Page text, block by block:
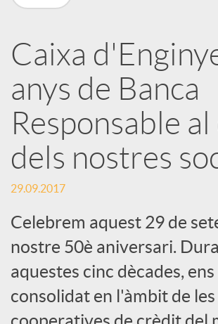
r
x
e
s
S
o
Caixa
anys de Banca
Responsable
dels nostres
29.09.2017
Celebrem aquest 29 de
nostre 50è aniversari.
aquestes cinc dècades, ens
consolidat en l'àmbit de les